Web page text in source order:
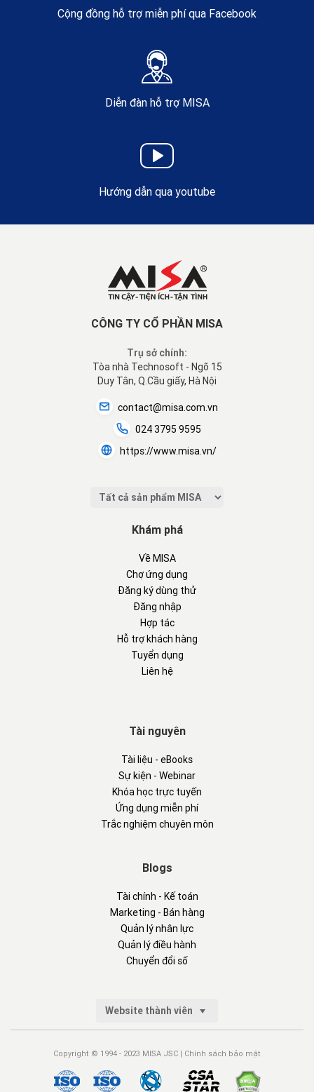
Cộng đồng hỗ trợ miễn phí qua Facebook
Diễn đàn hỗ trợ MISA
Hướng dẫn qua youtube
CÔNG TY CỔ PHẦN MISA
Trụ sở chính:
Tòa nhà Technosoft - Ngõ 15
Duy Tân, Q.Cầu giấy, Hà Nội
contact@misa.com.vn
024 3795 9595
https://www.misa.vn/
Khám phá
Về MISA
Chợ ứng dụng
Đăng ký dùng thử
Đăng nhập
Hợp tác
Hỗ trợ khách hàng
Tuyển dụng
Liên hệ
Tài nguyên
Tài liệu - eBooks
Sự kiện - Webinar
Khóa học trực tuyến
Ứng dụng miễn phí
Trắc nghiệm chuyên môn
Blogs
Tài chính - Kế toán
Marketing - Bán hàng
Quản lý nhân lực
Quản lý điều hành
Chuyển đổi số
Website thành viên
Copyright © 1994 - 2023 MISA JSC | Chính sách bảo mật